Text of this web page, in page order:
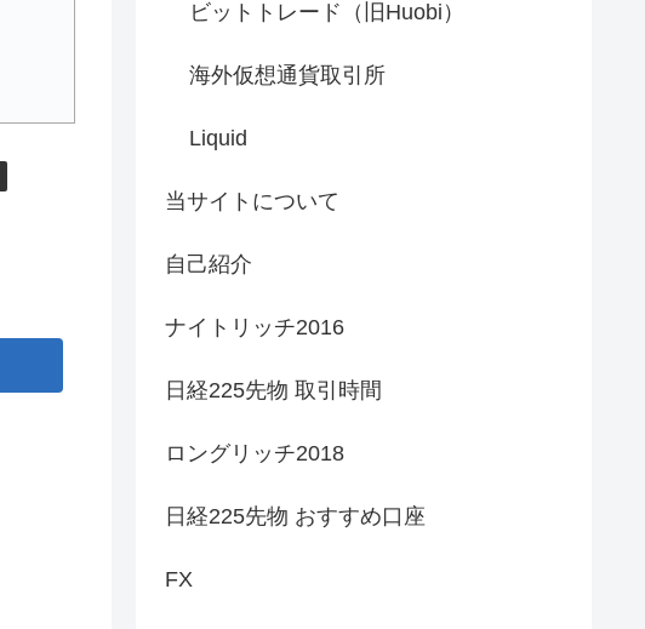
ビットトレード（旧Huobi）
海外仮想通貨取引所
Liquid
当サイトについて
自己紹介
ナイトリッチ2016
日経225先物 取引時間
ロングリッチ2018
日経225先物 おすすめ口座
FX